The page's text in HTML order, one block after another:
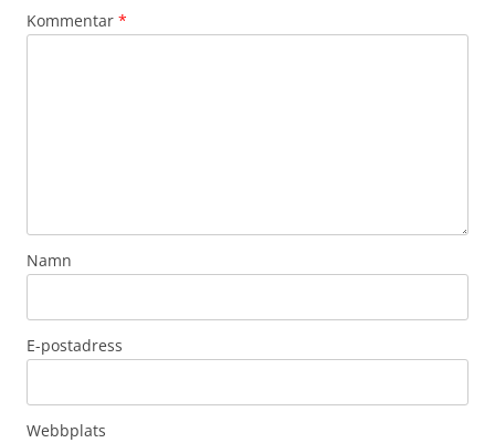
Kommentar *
Namn
E-postadress
Webbplats